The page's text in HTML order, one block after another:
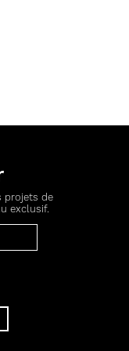
projets de
exclusif.